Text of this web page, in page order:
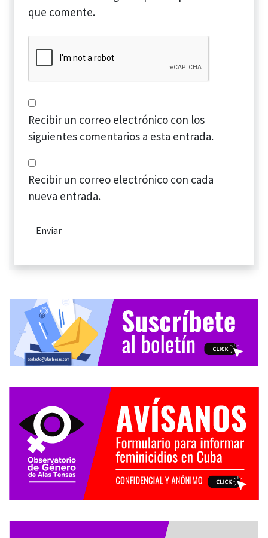
que comente.
Recibir un correo electrónico con los
siguientes comentarios a esta entrada.
Recibir un correo electrónico con cada
nueva entrada.